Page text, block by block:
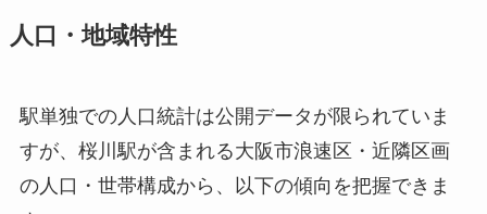
人口・地域特性
駅単独での人口統計は公開データが限られていま
すが、桜川駅が含まれる大阪市浪速区・近隣区画
の人口・世帯構成から、以下の傾向を把握できま